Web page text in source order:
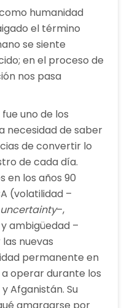
humanidad
el término
se siente
en el proceso de
nos pasa
uno de los
necesidad de saber
de convertir lo
de cada día.
en los años 90
(volatilidad –
uncertainty–,
ambigüedad –
nuevas
permanente en
operar durante los
Afganistán. Su